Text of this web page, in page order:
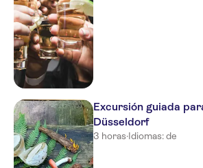
Excursión guiada
Düsseldorf
3 horas·Idiomas: de